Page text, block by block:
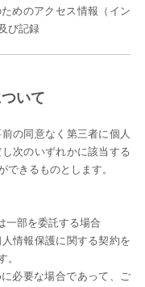
めのアクセス情報（イン
び記録
いて
の同意なく第三者に個人
次のいずれかに該当する
きるものとします。
一部を委託する場合
情報保護に関する契約を
。
必要な場合であって、ご